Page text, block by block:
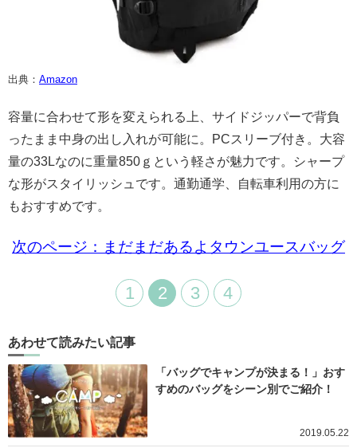
出典： Amazon
容量に合わせて形を変えられる上、サイドジッパーで背負
ったまま中身の出し入れが可能に。PCスリーブ付き。大容
量の33Lなのに重量850ｇという軽さが魅力です。シャープ
な形がスタイリッシュです。通勤通学、自転車利用の方に
もおすすめです。
次のページ：まだまだあるよタウンユースバッグ
1 2 3 4
あわせて読みたい記事
「バッグでキャンプが決まる！」おす
すめのバッグをシーン別でご紹介！
2019.05.22